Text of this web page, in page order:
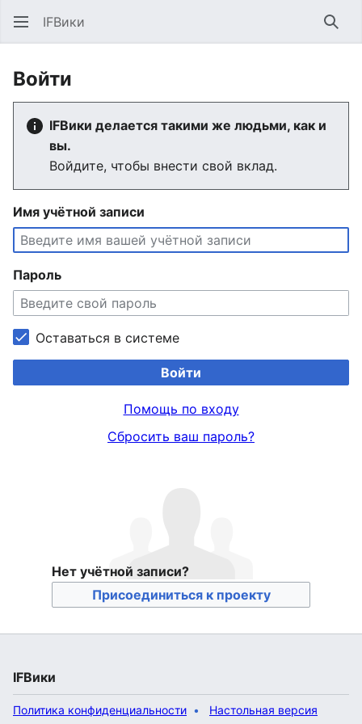
IFВики
Войти
IFВики делается такими же людьми, как и
вы.
Войдите, чтобы внести свой вклад.
Имя учётной записи
Пароль
Оставаться в системе
Войти
Помощь по входу
Сбросить ваш пароль?
Нет учётной записи?
Присоединиться к проекту
IFВики
Политика конфиденциальности Настольная версия